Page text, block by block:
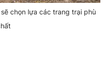
chọn lựa các trang trại phù